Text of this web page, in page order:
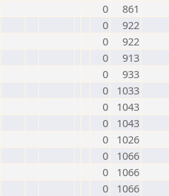
0
861
0
922
0
922
0
913
0
933
0
1033
0
1043
0
1043
0
1026
0
1066
0
1066
0
1066